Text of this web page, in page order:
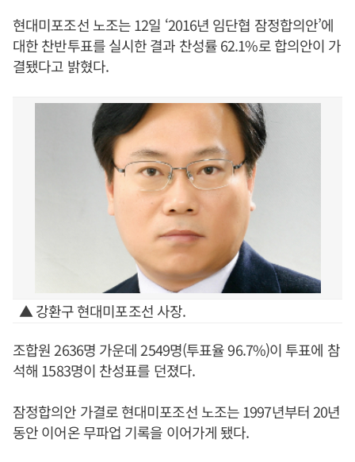
현대미포조선 노조는 12일 ‘2016년 임단협 잠정합의안’에
대한 찬반투표를 실시한 결과 찬성률 62.1%로 합의안이 가
결됐다고 밝혔다.
▲ 강환구 현대미포조선 사장.
조합원 2636명 가운데 2549명(투표율 96.7%)이 투표에 참
석해 1583명이 찬성표를 던졌다.
잠정합의안 가결로 현대미포조선 노조는 1997년부터 20년
동안 이어온 무파업 기록을 이어가게 됐다.